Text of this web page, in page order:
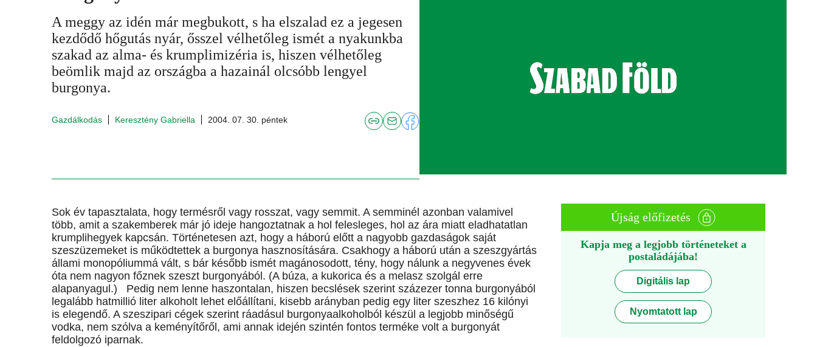
A meggy az idén már megbukott, s ha elszalad ez a jegesen
kezdődő hőgutás nyár, ősszel vélhetőleg ismét a nyakunkba
szakad az alma- és krumplimizéria is, hiszen vélhetőleg
beömlik majd az országba a hazainál olcsóbb lengyel
burgonya.
Gazdálkodás Keresztény Gabriella 2004. 07. 30. péntek
Sok év tapasztalata, hogy termésről vagy rosszat, vagy semmit. A semminél azonban valamivel
több, amit a szakemberek már jó ideje hangoztatnak a hol felesleges, hol az ára miatt eladhatatlan
krumplihegyek kapcsán. Történetesen azt, hogy a háború előtt a nagyobb gazdaságok saját
szeszüzemeket is működtettek a burgonya hasznosítására. Csakhogy a háború után a szeszgyártás
állami monopóliummá vált, s bár később ismét magánosodott, tény, hogy nálunk a negyvenes évek
óta nem nagyon főznek szeszt burgonyából. (A búza, a kukorica és a melasz szolgál erre
alapanyagul.) Pedig nem lenne haszontalan, hiszen becslések szerint százezer tonna burgonyából
legalább hatmillió liter alkoholt lehet előállítani, kisebb arányban pedig egy liter szeszhez 16 kilónyi
is elegendő. A szeszipari cégek szerint ráadásul burgonyaalkoholból készül a legjobb minőségű
vodka, nem szólva a keményítőről, ami annak idején szintén fontos terméke volt a burgonyát
feldolgozó iparnak.
Újság előfizetés
Kapja meg a legjobb történeteket a
postaládájába!
Digitális lap
Nyomtatott lap